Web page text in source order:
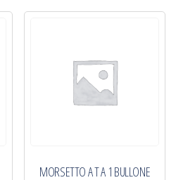
MORSETTO A T A 1 BULLONE